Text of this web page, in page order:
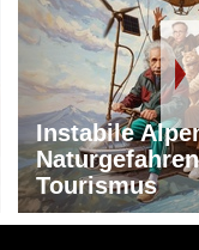
Instabile
Tourismus